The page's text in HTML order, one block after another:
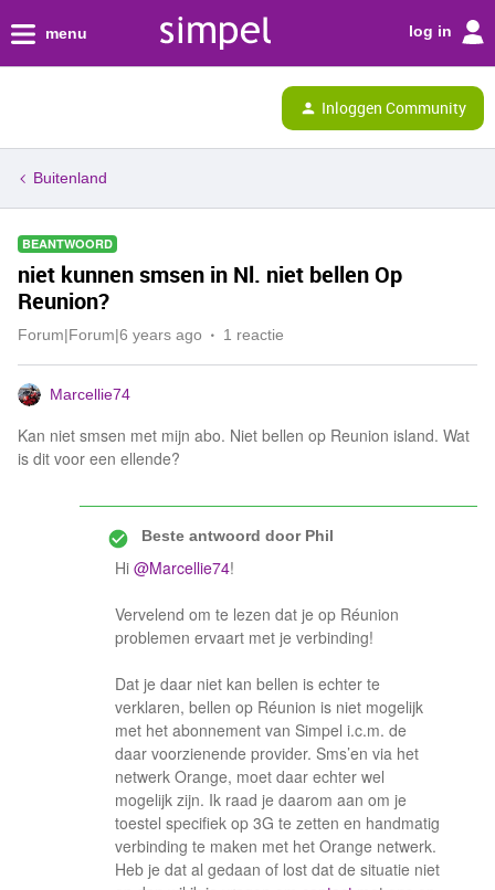
menu log in
Inloggen Community
Buitenland
BEANTWOORD
niet kunnen smsen in Nl. niet bellen Op
Reunion?
Forum|Forum|6 years ago 1 reactie
Marcellie74
Kan niet smsen met mijn abo. Niet bellen op Reunion island. Wat
is dit voor een ellende?
Beste antwoord doorPhil
Hi @Marcellie74!
Vervelend om te lezen dat je op Réunion
problemen ervaart met je verbinding!
Dat je daar niet kan bellen is echter te
verklaren, bellen op Réunion is niet mogelijk
met het abonnement van Simpel i.c.m. de
daar voorzienende provider. Sms’en via het
netwerk Orange, moet daar echter wel
mogelijk zijn. Ik raad je daarom aan om je
toestel specifiek op 3G te zetten en handmatig
verbinding te maken met het Orange netwerk.
Heb je dat al gedaan of lost dat de situatie niet